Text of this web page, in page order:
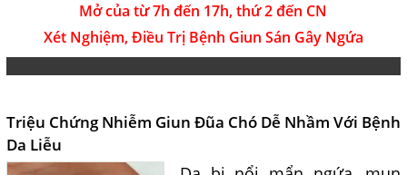
Mở của từ 7h đến 17h, thứ 2 đến CN
Xét Nghiệm, Điều Trị Bệnh Giun Sán Gây Ngứa
Triệu Chứng Nhiễm Giun Đũa Chó Dễ Nhầm Với Bệnh
Da Liễu